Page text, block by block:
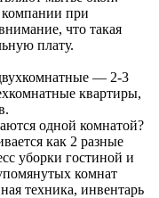
компании при
что такая
плату.
— 2-3
квартиры,
одной комнатой?
как 2 разные
уборки гостиной и
комнат
техника, инвентарь